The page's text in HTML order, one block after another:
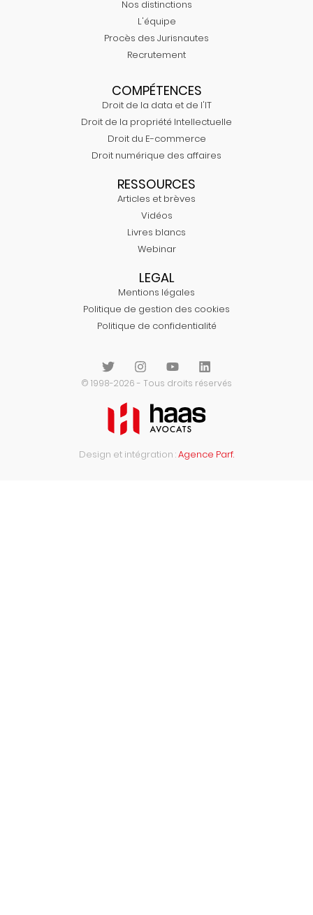
Nos distinctions
L'équipe
Procès des Jurisnautes
Recrutement
COMPÉTENCES
Droit de la data et de l'IT
Droit de la propriété Intellectuelle
Droit du E-commerce
Droit numérique des affaires
RESSOURCES
Articles et brèves
Vidéos
Livres blancs
Webinar
LEGAL
Mentions légales
Politique de gestion des cookies
Politique de confidentialité
© 1998-2026 - Tous droits réservés
Design et intégration :Agence Parf.